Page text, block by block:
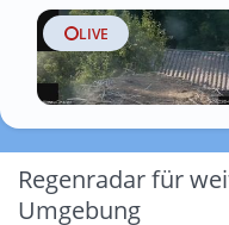
LIVE
Regenradar für
Umgebung